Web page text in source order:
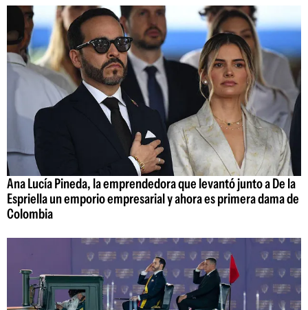
Ana Lucía Pineda, la emprendedora que levantó junto a De la
Espriella un emporio empresarial y ahora es primera dama de
Colombia